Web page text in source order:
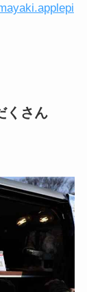
くさん